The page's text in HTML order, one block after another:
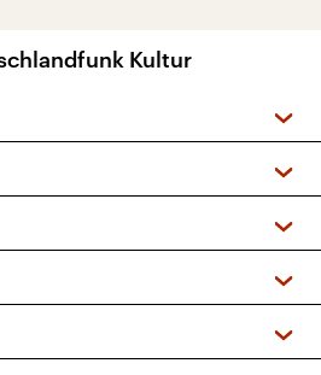
Kultur
Podcasts
+ DAB+)